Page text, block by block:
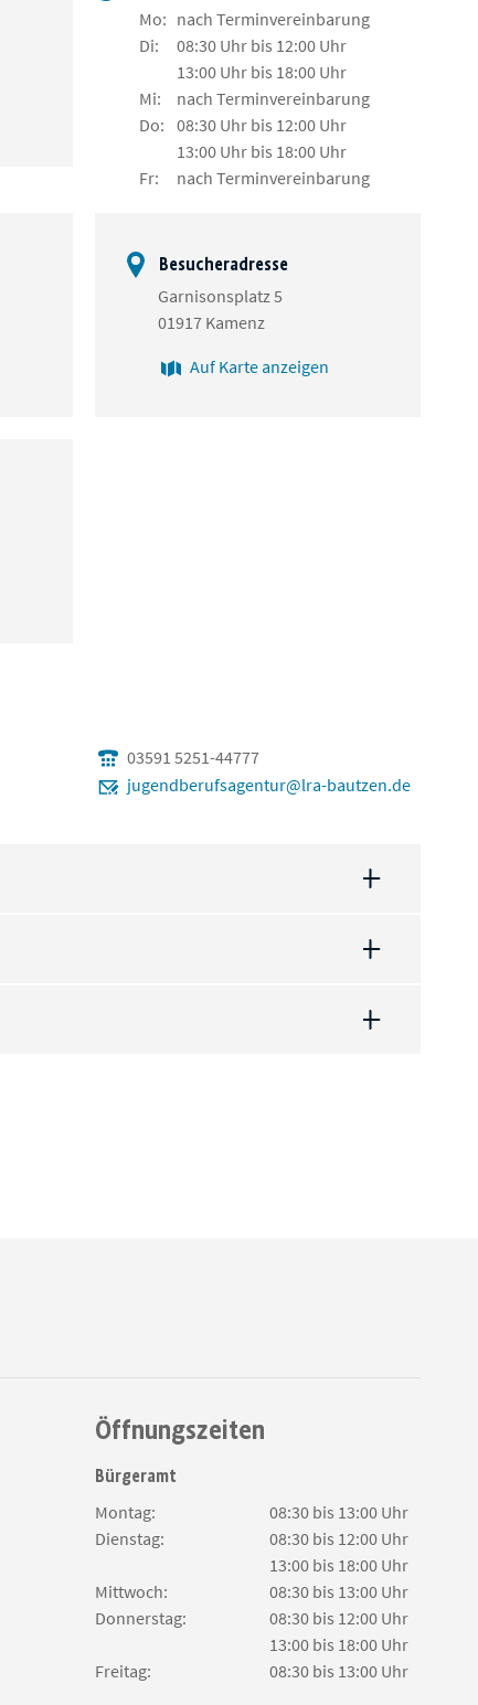
Besucheradresse
Garnisonsplatz 5
01917 Kamenz
Auf Karte anzeigen
Mo: nach Terminvereinbarung
Di:
08:30 Uhr bis 12:00 Uhr
13:00 Uhr bis 18:00 Uhr
Mi:
nach Terminvereinbarung
Do: 08:30 Uhr bis 12:00 Uhr
13:00 Uhr bis 18:00 Uhr
Fr:
nach Terminvereinbarung
03591 5251-44777
jugendberufsagentur@lra-bautzen.de
Öffnungszeiten
Bürgeramt
Montag:
08:30 bis 13:00 Uhr
Dienstag:
08:30 bis 12:00 Uhr
13:00 bis 18:00 Uhr
Mittwoch:
08:30 bis 13:00 Uhr
Donnerstag:
08:30 bis 12:00 Uhr
13:00 bis 18:00 Uhr
Freitag:
08:30 bis 13:00 Uhr